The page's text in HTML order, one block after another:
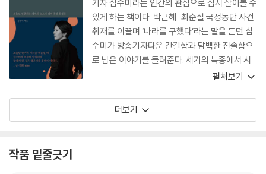
의미를 새로 발견하는 책이다. 책과 책을 엮어 더
나은 이야기를 찾고, 책과 삶을 엮어 자기 서사를
다시 쓰며, 책과 사람을 엮어 커뮤니티를 만드는
게 오독이라면, 그 독서법을 내 삶으로도 들여오
고 싶다. 이 책 이후로 작가 김민철을 재정의하도
경험을 추동하러 온 작가다.
기자 심수미라는 인간의 관점으로 잠시 살아볼 수
있게 하는 책이다. 박근혜-최순실 국정농단 사건
취재를 이끌며 ‘나라를 구했다’라는 말을 듣던 심
수미가 방송기자다운 간결함과 담백한 진솔함으
로 남은 이야기를 들려준다. 세기의 특종에서 시
차를 두고 쓰인 이 책은 정직함을 무기로 택했다
자신이 무엇을 배우고 빚졌는지 그 명과 암을 소
펼쳐보기
더보기
작품 밑줄긋기